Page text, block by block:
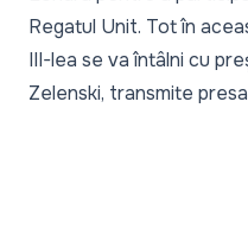
Regatul Unit. Tot în
III-lea se va întâlni cu
Zelenski, transmite